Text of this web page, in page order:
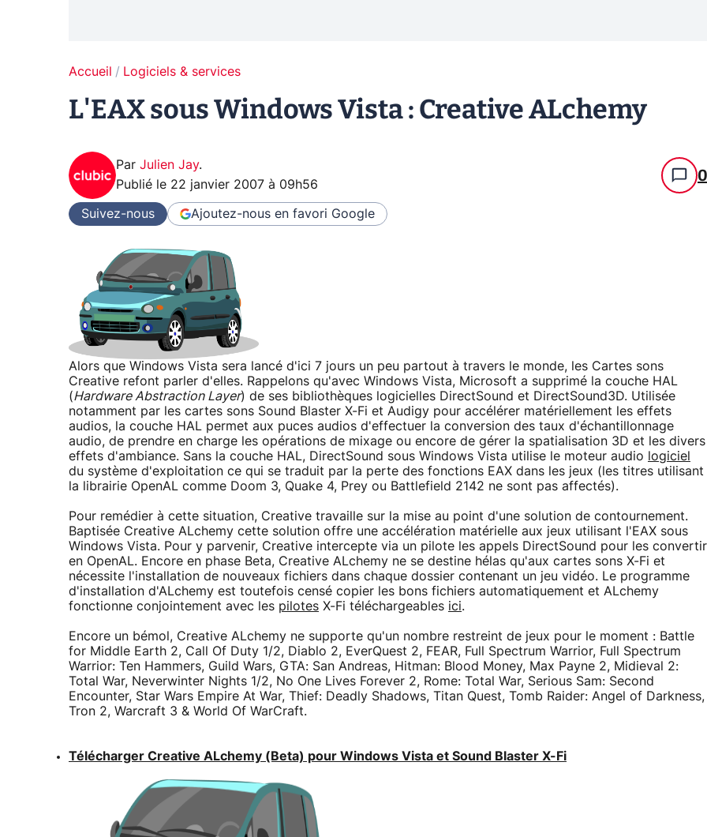
Accueil Logiciels & services
L'EAX sous Windows Vista : Creative ALchemy
Par Julien Jay.
Publié le 22 janvier 2007 à 09h56 0
Suivez-nous Ajoutez-nous en favori Google
Alors que Windows Vista sera lancé d'ici 7 jours un peu partout à travers le monde, les Cartes sons
Creative refont parler d'elles. Rappelons qu'avec Windows Vista, Microsoft a supprimé la couche HAL
(Hardware Abstraction Layer) de ses bibliothèques logicielles DirectSound et DirectSound3D. Utilisée
notamment par les cartes sons Sound Blaster X-Fi et Audigy pour accélérer matériellement les effets
audios, la couche HAL permet aux puces audios d'effectuer la conversion des taux d'échantillonnage
audio, de prendre en charge les opérations de mixage ou encore de gérer la spatialisation 3D et les divers
effets d'ambiance. Sans la couche HAL, DirectSound sous Windows Vista utilise le moteur audio
logiciel
du système d'exploitation ce qui se traduit par la perte des fonctions EAX dans les jeux (les titres utilisant
la librairie OpenAL comme Doom 3, Quake 4, Prey ou Battlefield 2142 ne sont pas affectés).
Pour remédier à cette situation, Creative travaille sur la mise au point d'une solution de contournement.
Baptisée Creative ALchemy cette solution offre une accélération matérielle aux jeux utilisant l'EAX sous
Windows Vista. Pour y parvenir, Creative intercepte via un pilote les appels DirectSound pour les convertir
en OpenAL. Encore en phase Beta, Creative ALchemy ne se destine hélas qu'aux cartes sons X-Fi et
nécessite l'installation de nouveaux fichiers dans chaque dossier contenant un jeu vidéo. Le programme
d'installation d'ALchemy est toutefois censé copier les bons fichiers automatiquement et ALchemy
fonctionne conjointement avec les pilotes X-Fi téléchargeables ici.
Encore un bémol, Creative ALchemy ne supporte qu'un nombre restreint de jeux pour le moment : Battle
for Middle Earth 2, Call Of Duty 1/2, Diablo 2, EverQuest 2, FEAR, Full Spectrum Warrior, Full Spectrum
Warrior: Ten Hammers, Guild Wars, GTA: San Andreas, Hitman: Blood Money, Max Payne 2, Midieval 2:
Total War, Neverwinter Nights 1/2, No One Lives Forever 2, Rome: Total War, Serious Sam: Second
Encounter, Star Wars Empire At War, Thief: Deadly Shadows, Titan Quest, Tomb Raider: Angel of Darkness,
Tron 2, Warcraft 3 & World Of WarCraft.
Télécharger Creative ALchemy (Beta) pour Windows Vista et Sound Blaster X-Fi